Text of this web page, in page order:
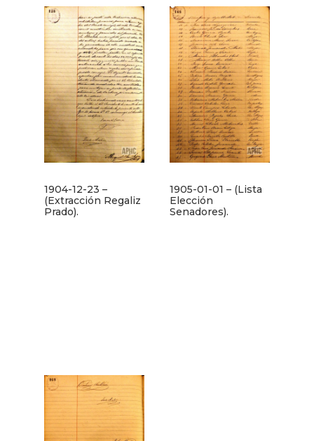
1904-12-23 –
(Extracción Regaliz
Prado).
1905-01-01 – (Lista
Elección
Senadores).